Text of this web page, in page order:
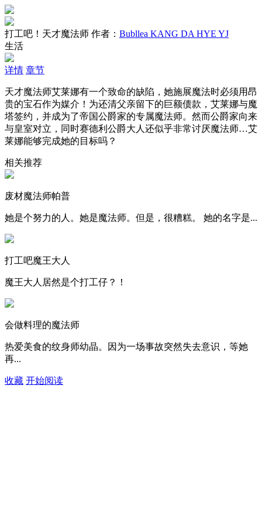
打工吧！天才魔法师 作者： Bubllea KANG DA HYE YJ
生活
详情 章节
天才魔法师艾莱娜有一个致命的缺陷，她施展魔法时必须用昂
贵的宝石作为媒介！为还清父亲留下的巨额债款，艾莱娜与魔
塔签约，并成为了帝国公爵家的专属魔法师。然而公爵家向来
与皇室对立，同时赛德利公爵大人还似乎非常讨厌魔法师…艾
莱娜能够完成她的目标吗？
相关推荐
废材魔法师帕普
她是个努力的人。她是魔法师。但是，很糟糕。 她的名字是...
打工吧魔王大人
魔王大人居然是个打工仔？！
会做料理的魔法师
热爱美食的纹身师幼晶。因为一场事故突然失去意识，等她
再...
收藏 开始阅读